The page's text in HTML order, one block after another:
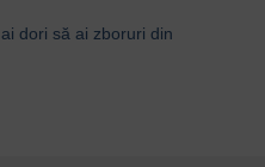
dori să ai zboruri din